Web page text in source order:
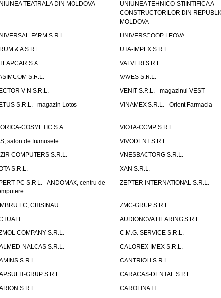
TEATRALA DIN MOLDOVA
UNIUNEA TEHNICO-STIINTIFICA A
CONSTRUCTORILOR DIN
MOLDOVA
FARM S.R.L.
UNIVERSCOOP LEOVA
& A S.R.L.
UTA-IMPEX S.R.L.
S.A.
VALVERI S.R.L.
S.R.L.
VAVES S.R.L.
V-N S.R.L.
VENIT S.R.L. - magazinul VEST
S.R.L. - magazin Lotos
VINAMEX S.R.L. - Orient Farmacia
COSMETIC S.A.
VIOTA-COMP S.R.L.
salon de frumusete
VIVODENT S.R.L.
COMPUTERS S.R.L.
VNESBACTORG S.R.L.
S.R.L.
XAN S.R.L.
PC S.R.L. - ANDOMAX, centru de
ZEPTER INTERNATIONAL S.R.L.
FC, CHISINAU
ZMC-GRUP S.R.L.
AUDIONOVA HEARING S.R.L.
COMPANY S.R.L.
C.M.G. SERVICE S.R.L.
NALCAS S.R.L.
CALOREX-IMEX S.R.L.
S.R.L.
CANTRIOLI S.R.L.
GRUP S.R.L.
CARACAS-DENTAL S.R.L.
S.R.L.
CAROLINA I.I.